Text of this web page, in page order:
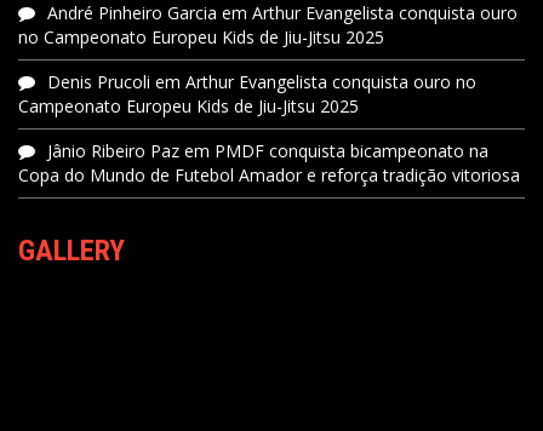
André Pinheiro Garcia em Arthur Evangelista conquista ouro
no Campeonato Europeu Kids de Jiu-Jitsu 2025
Denis Prucoli em Arthur Evangelista conquista ouro no
Campeonato Europeu Kids de Jiu-Jitsu 2025
Jânio Ribeiro Paz em PMDF conquista bicampeonato na
Copa do Mundo de Futebol Amador e reforça tradição vitoriosa
GALLERY